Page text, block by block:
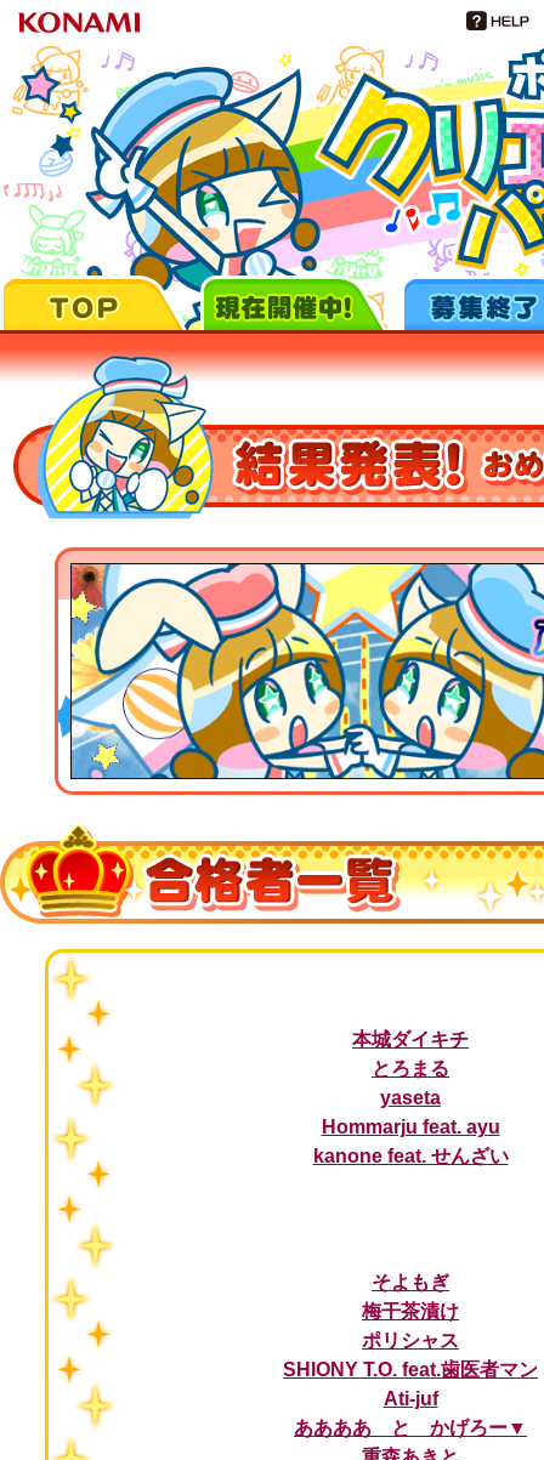
本城ダイキチ
とろまる
yaseta
Hommarju feat. ayu
kanone feat. せんざい
そよもぎ
梅干茶漬け
ポリシャス
SHIONY T.O. feat.歯医者マン
Ati-juf
ああああ と かげろー▼